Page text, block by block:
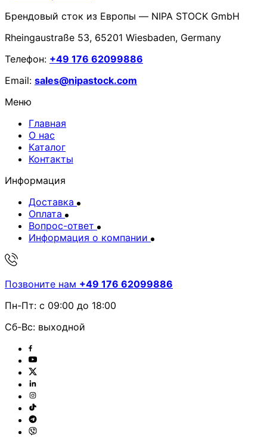
Брендовый сток из Европы — NIPA STOCK GmbH
Rheingaustraße 53, 65201 Wiesbaden, Germany
Телефон: +49 176 62099886
Email: sales@nipastock.com
Меню
Главная
О нас
Каталог
Контакты
Информация
Доставка
Оплата
Вопрос-ответ
Информация о компании
Позвоните нам +49 176 62099886
Пн-Пт: с 09:00 до 18:00
Сб-Вс: выходной